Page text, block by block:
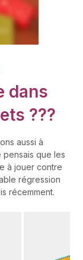
dans
???
aussi à
que les
à jouer contre
régression
récemment.